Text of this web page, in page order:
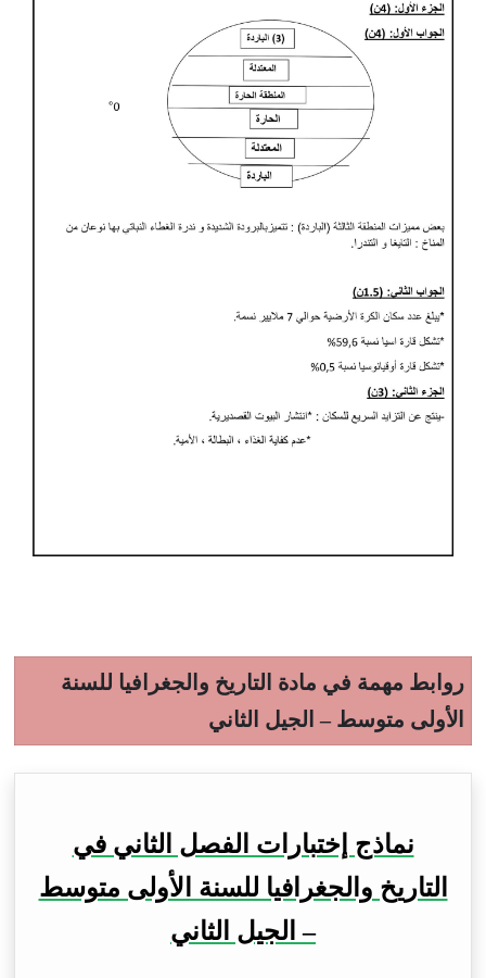
روابط مهمة في مادة التاريخ والجغرافيا للسنة
الأولى متوسط – الجيل الثاني
نماذج إختبارات الفصل الثاني في
التاريخ والجغرافيا للسنة الأولى متوسط
– الجيل الثاني